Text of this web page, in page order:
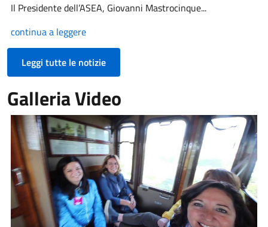
Il Presidente dell’ASEA, Giovanni Mastrocinque...
continua a leggere
Leggi tutte le notizie
Galleria Video